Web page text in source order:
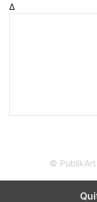
Δ
© PublikArt